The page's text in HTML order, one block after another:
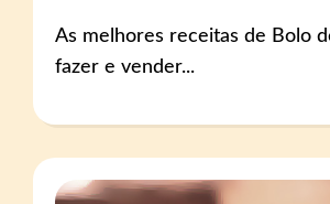
As melhores receitas de Bolo
fazer e vender...